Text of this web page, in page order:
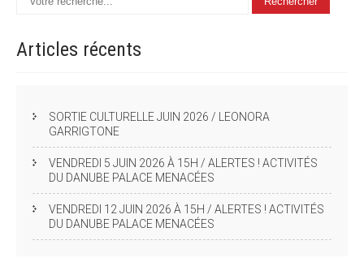
Articles récents
SORTIE CULTURELLE JUIN 2026 / LEONORA
GARRIGTONE
VENDREDI 5 JUIN 2026 À 15H / ALERTES ! ACTIVITÉS
DU DANUBE PALACE MENACÉES
VENDREDI 12 JUIN 2026 À 15H / ALERTES ! ACTIVITÉS
DU DANUBE PALACE MENACÉES